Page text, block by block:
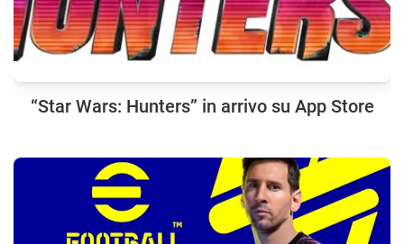
“Star Wars: Hunters” in arrivo su App Store